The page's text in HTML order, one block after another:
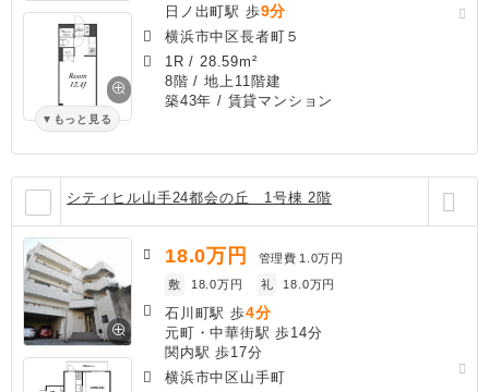
もっと見る
日ノ出町駅 歩9分
横浜市中区長者町５
1R / 28.59m²
8階 / 地上11階建
築43年 / 賃貸マンション
シティヒル山手24都会の丘 1号棟 2階
18.0万円 管理費 1.0万円
敷
18.0万円 礼 18.0万円
石川町駅 歩4分
元町・中華街駅 歩14分
関内駅 歩17分
横浜市中区山手町